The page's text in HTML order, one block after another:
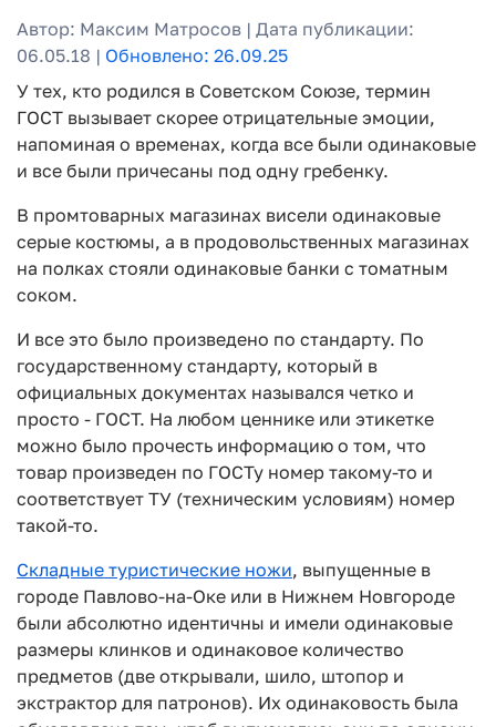
Автор: Максим Матросов | Дата публикации:
06.05.18 | Обновлено: 26.09.25
У тех, кто родился в Советском Союзе, термин
ГОСТ вызывает скорее отрицательные эмоции,
напоминая о временах, когда все были одинаковые
и все были причесаны под одну гребенку.
В промтоварных магазинах висели одинаковые
серые костюмы, а в продовольственных магазинах
на полках стояли одинаковые банки с томатным
соком.
И все это было произведено по стандарту. По
государственному стандарту, который в
официальных документах назывался четко и
просто - ГОСТ. На любом ценнике или этикетке
можно было прочесть информацию о том, что
товар произведен по ГОСТу номер такому-то и
соответствует ТУ (техническим условиям) номер
такой-то.
Складные туристические ножи, выпущенные в
городе Павлово-на-Оке или в Нижнем Новгороде
были абсолютно идентичны и имели одинаковые
размеры клинков и одинаковое количество
предметов (две открывали, шило, штопор и
экстрактор для патронов). Их одинаковость была